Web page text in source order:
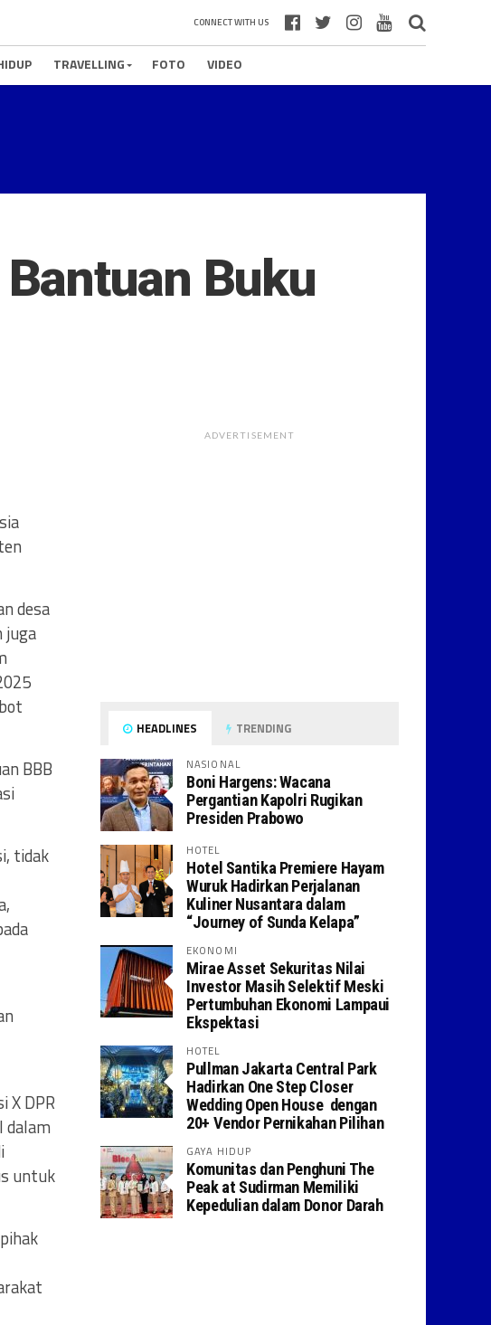
CONNECT WITH US
TRAVELLING FOTO VIDEO
Buku
desa
juga
BBB
tidak
X DPR
dalam
untuk
ADVERTISEMENT
HEADLINES TRENDING
NASIONAL
Boni Hargens: Wacana
Pergantian Kapolri Rugikan
Presiden Prabowo
HOTEL
Hotel Santika Premiere Hayam
Wuruk Hadirkan Perjalanan
Kuliner Nusantara dalam
“Journey of Sunda Kelapa”
EKONOMI
Mirae Asset Sekuritas Nilai
Investor Masih Selektif Meski
Pertumbuhan Ekonomi Lampaui
Ekspektasi
HOTEL
Pullman Jakarta Central Park
Hadirkan One Step Closer
Wedding Open House dengan
20+ Vendor Pernikahan Pilihan
GAYA HIDUP
Komunitas dan Penghuni The
Peak at Sudirman Memiliki
Kepedulian dalam Donor Darah